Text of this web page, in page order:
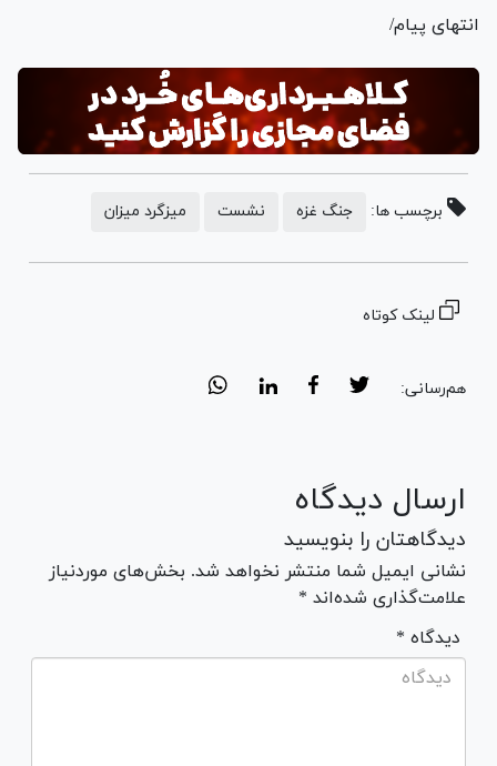
انتهای پیام/
برچسب ها: جنگ غزه نشست میزگرد میزان
لینک کوتاه
هم‌رسانی:
ارسال دیدگاه
دیدگاهتان را بنویسید
نشانی ایمیل شما منتشر نخواهد شد. بخش‌های موردنیاز
علامت‌گذاری شده‌اند *
* دیدگاه